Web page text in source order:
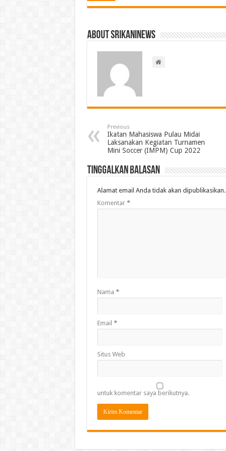
About srikaninews
Previous
Ikatan Mahasiswa Pulau Midai
Laksanakan Kegiatan Turnamen
Mini Soccer (IMPM) Cup 2022
Tinggalkan Balasan
Alamat email Anda tidak akan dipublikasikan.
Komentar *
Nama *
Email *
Situs Web
untuk komentar saya berikutnya.